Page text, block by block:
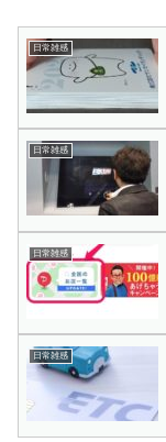
日常雑感
日常雑感
日常雑感
日常雑感